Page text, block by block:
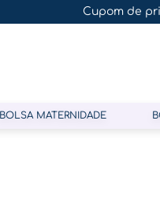
Cupom de
BOLSA MATERNIDADE